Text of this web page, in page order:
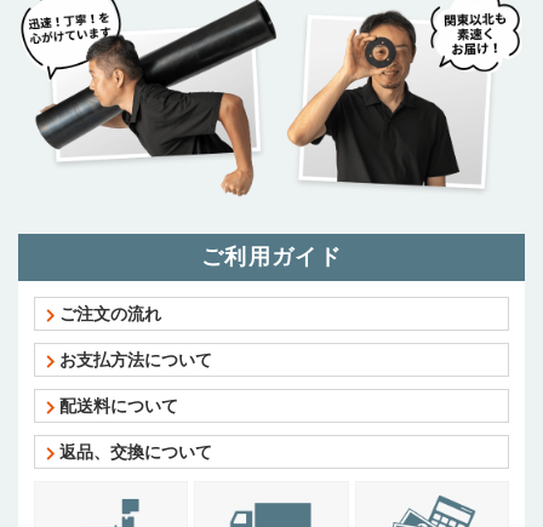
ご利用ガイド
ご注文の流れ
お支払方法について
配送料について
返品、交換について